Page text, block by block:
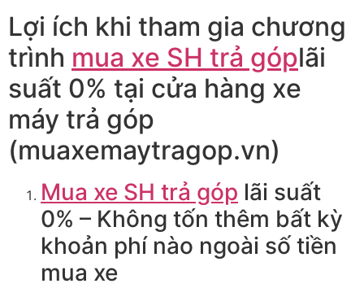
Lợi ích khi tham gia chương
trình mua xe SH trả góplãi
suất 0% tại cửa hàng xe
máy trả góp
(muaxemaytragop.vn)
Mua xe SH trả góp lãi suất
0% – Không tốn thêm bất kỳ
khoản phí nào ngoài số tiền
mua xe